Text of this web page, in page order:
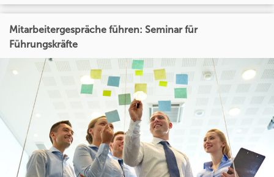
Mitarbeitergespräche führen: Seminar für
Führungskräfte